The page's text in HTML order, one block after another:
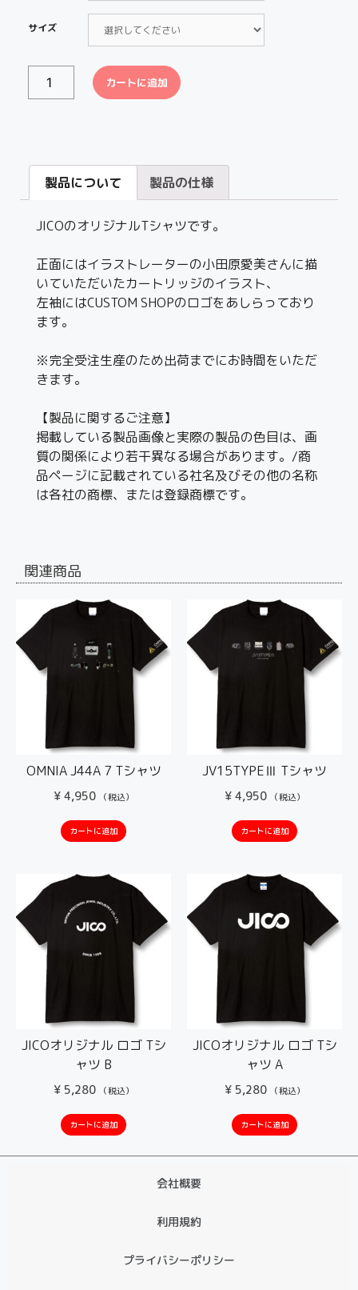
サイズ
カートに追加
製品について 製品の仕様
JICOのオリジナルTシャツです。
正面にはイラストレーターの小田原愛美さんに描
いていただいたカートリッジのイラスト、
左袖にはCUSTOM SHOPのロゴをあしらっており
ます。
※完全受注生産のため出荷までにお時間をいただ
きます。
【製品に関するご注意】
掲載している製品画像と実際の製品の色目は、画
質の関係により若干異なる場合があります。/商
品ページに記載されている社名及びその他の名称
は各社の商標、または登録商標です。
関連商品
OMNIA J44A 7 Tシャツ
¥4,950 （税込）
カートに追加
JV15TYPEⅢ Tシャツ
¥4,950 （税込）
カートに追加
JICOオリジナル ロゴ Tシ
ャツ B
¥5,280 （税込）
カートに追加
JICOオリジナル ロゴ Tシ
ャツ A
¥5,280 （税込）
カートに追加
会社概要
利用規約
プライバシーポリシー